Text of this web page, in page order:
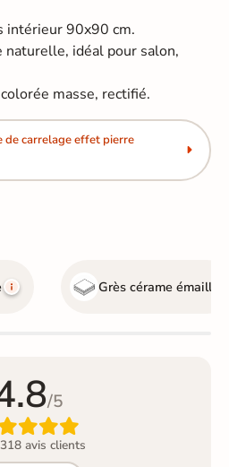
intérieur 90x90 cm.
idéal pour salon,
masse, rectifié.
de carrelage effet pierre
Grès cérame émaillé
/5
avis clients